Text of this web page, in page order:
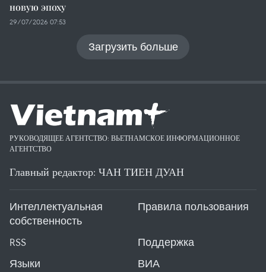
новую эпоху
29/07/2026 07:53
Загрузить больше
РУКОВОДЯЩЕЕ АГЕНТСТВО: ВЬЕТНАМСКОЕ ИНФОРМАЦИОННОЕ
АГЕНТСТВО
Главный редактор: ЧАН ТИЕН ДУАН
Интеллектуальная
собственность
Правила пользования
RSS
Поддержка
Языки
ВИА